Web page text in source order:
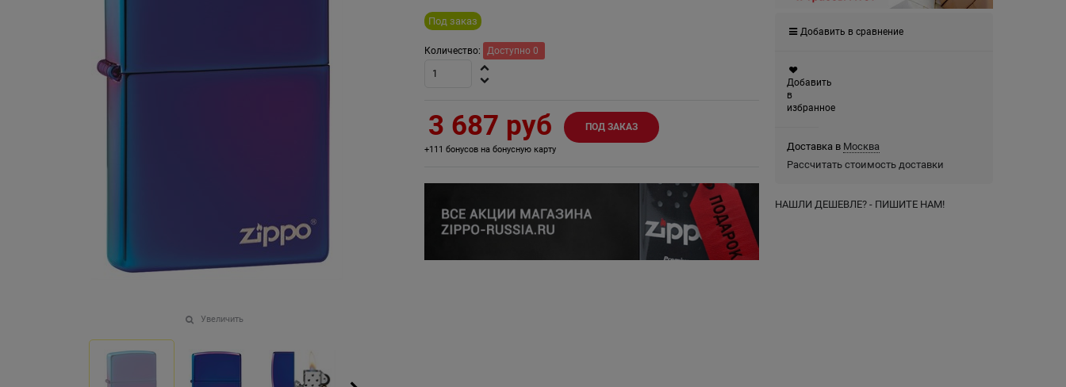
Увеличить
Под заказ
Количество: Доступно 0
3 687 руб
+111 бонусов на бонусную карту
ПОД ЗАКАЗ
Добавить в сравнение
Добавить
в
избранное
Доставка в Москва
Рассчитать стоимость доставки
НАШЛИ ДЕШЕВЛЕ? - ПИШИТЕ НАМ!